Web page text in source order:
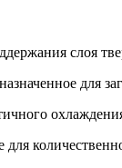
слоя
для